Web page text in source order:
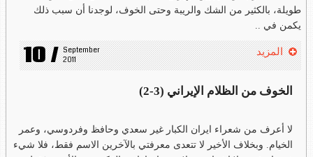
طويلة، بالكثير من الشك والريبة وحتى الخوف، لوجدنا أن سبب ذلك
يكمن في ..
10 / September
2011
المزيد
الخوف من الظلام الإيراني (3-2)
لا أعرف من شعراء ايران الكبار غير سعدي وحافظ وفردوسي، وعمر
الخيام. وبخلاف الأخير لا تتعدى معرفتي بالآخرين الاسم فقط، فلا شيء